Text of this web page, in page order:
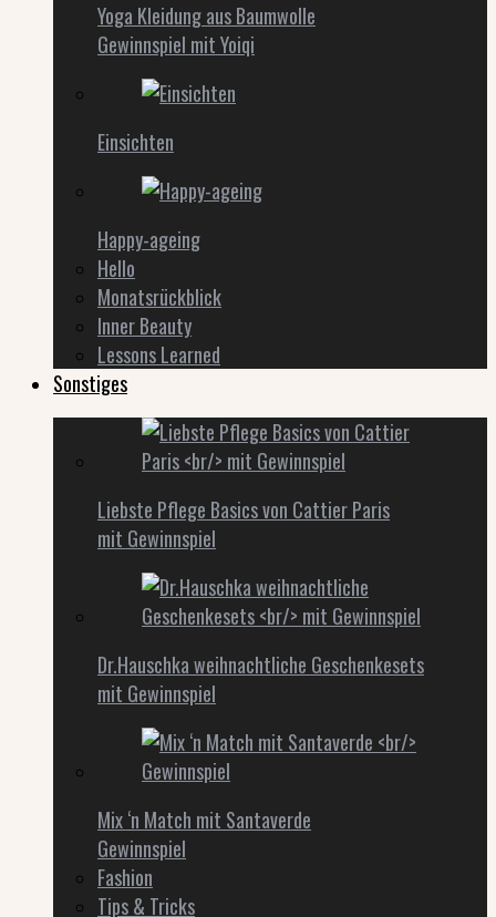
Yoga Kleidung aus Baumwolle
Gewinnspiel mit Yoiqi
Einsichten
Happy-ageing
Hello
Monatsrückblick
Inner Beauty
Lessons Learned
Sonstiges
Liebste Pflege Basics von Cattier Paris
mit Gewinnspiel
Dr.Hauschka weihnachtliche Geschenkesets
mit Gewinnspiel
Mix ‘n Match mit Santaverde
Gewinnspiel
Fashion
Tips & Tricks